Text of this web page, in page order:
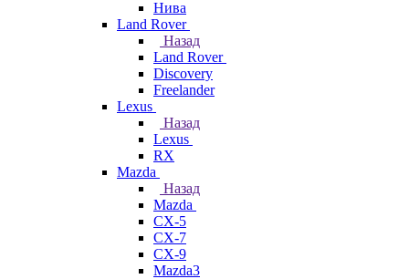
Нива
Land Rover
Назад
Land Rover
Discovery
Freelander
Lexus
Назад
Lexus
RX
Mazda
Назад
Mazda
CX-5
CX-7
CX-9
Mazda3